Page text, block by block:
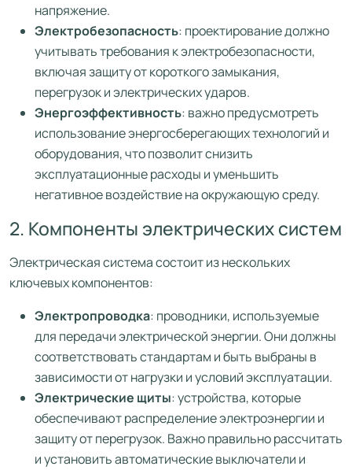
напряжение.
Электробезопасность: проектирование должно
учитывать требования к электробезопасности,
включая защиту от короткого замыкания,
перегрузок и электрических ударов.
Энергоэффективность: важно предусмотреть
использование энергосберегающих технологий и
оборудования, что позволит снизить
эксплуатационные расходы и уменьшить
негативное воздействие на окружающую среду.
2. Компоненты электрических систем
Электрическая система состоит из нескольких
ключевых компонентов:
Электропроводка: проводники, используемые
для передачи электрической энергии. Они должны
соответствовать стандартам и быть выбраны в
зависимости от нагрузки и условий эксплуатации.
Электрические щиты: устройства, которые
обеспечивают распределение электроэнергии и
защиту от перегрузок. Важно правильно рассчитать
и установить автоматические выключатели и